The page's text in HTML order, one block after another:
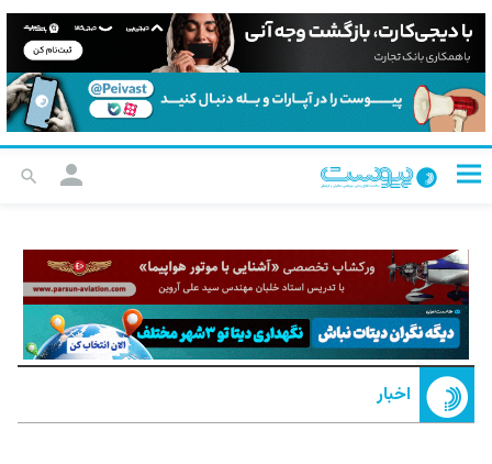
اخبار